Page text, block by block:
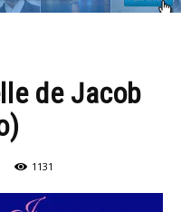
de Jacob
1131